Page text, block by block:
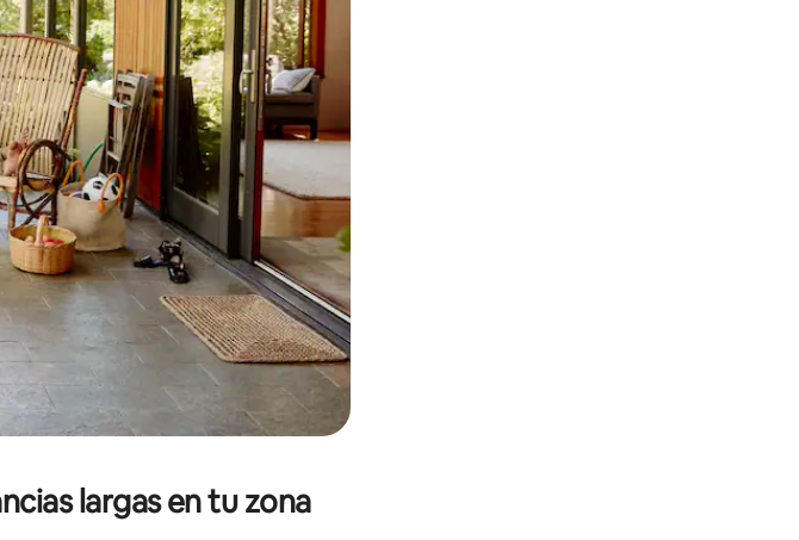
hacia arriba y hacia abajo, o bien tocando y deslizando la pantalla.
largas en tu zona